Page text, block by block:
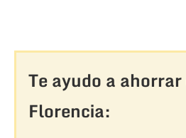
Te ayudo a
Florencia: